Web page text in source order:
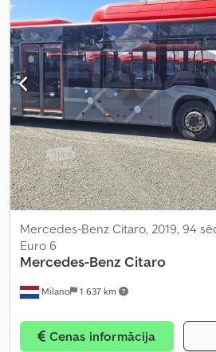
2 550 mm, kopējais augstums:
ABS, gaisa kondicionēšana,
stāvvietas sildītājs, vilces kontroles
Milano 1 637 km
Mercedes-Benz Citaro, 2019, 94
Euro 6
Mercedes-Benz Citaro
Cenas informācija